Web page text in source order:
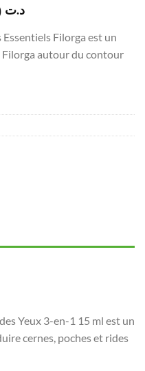
د.تLe
actuel
est :
Filorga est un
autour du contour
Yeux 3-en-1 15 ml est un
cernes, poches et rides